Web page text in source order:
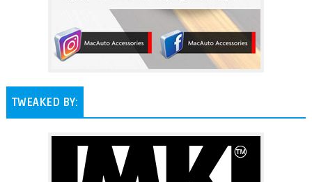
TWEAKED BY: